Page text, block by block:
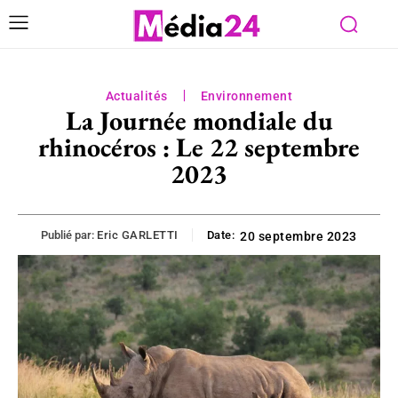
Actualités Environnement
La Journée mondiale du
rhinocéros : Le 22 septembre
2023
Publié par: Eric GARLETTI Date: 20 septembre 2023